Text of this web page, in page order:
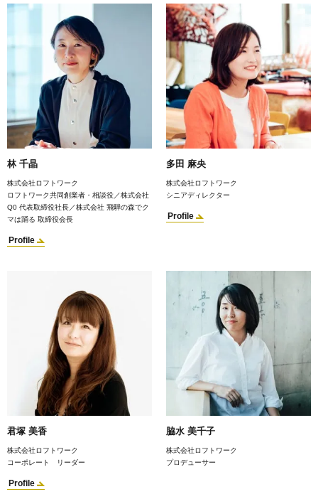
林 千晶
株式会社ロフトワーク
ロフトワーク共同創業者・相談役／株式会社
Q0 代表取締役社長／株式会社 飛騨の森でク
マは踊る 取締役会長
Profile
多田 麻央
株式会社ロフトワーク
シニアディレクター
Profile
君塚 美香
株式会社ロフトワーク
コーポレート リーダー
Profile
脇水 美千子
株式会社ロフトワーク
プロデューサー